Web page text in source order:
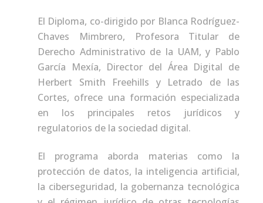
El Diploma, co-dirigido por Blanca Rodríguez-
Chaves Mimbrero, Profesora Titular de
Derecho Administrativo de la UAM, y Pablo
García Mexía, Director del Área Digital de
Herbert Smith Freehills y Letrado de las
Cortes, ofrece una formación especializada
en los principales retos jurídicos y
regulatorios de la sociedad digital.
El programa aborda materias como la
protección de datos, la inteligencia artificial,
la ciberseguridad, la gobernanza tecnológica